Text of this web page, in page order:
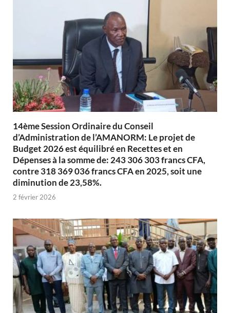
14ème Session Ordinaire du Conseil
d’Administration de l’AMANORM: Le projet de
Budget 2026 est équilibré en Recettes et en
Dépenses à la somme de: 243 306 303 francs CFA,
contre 318 369 036 francs CFA en 2025, soit une
diminution de 23,58%.
2 février 2026